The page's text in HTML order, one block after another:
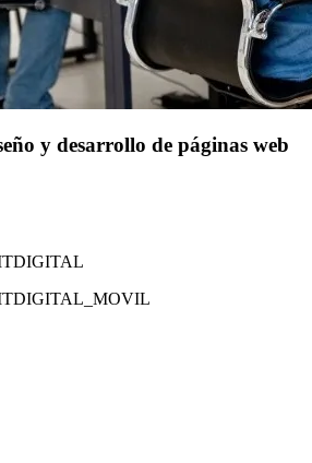
y desarrollo de páginas web